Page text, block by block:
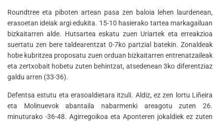
Roundtree eta piboten artean pasa zen baloia lehen laurdenean,
erasoetan ideiak argi edukita. 15-10 hasierako tartea markagailuan
bizkaitarren alde. Hutsartea eskatu zuen Uriartek eta erreakzioa
suertatu zen bere taldearentzat 0-7ko partzial batekin. Zonaldeak
hobe kubritzea proposatu zuen orduan bizkaitarren entrenatzaileak
eta zertxobait hobetu zuten behintzat, atsedenean 3ko diferentziaz
galdu arren (33-36).
Defentsa estutu eta erasoaldietara itzuli. Aldiz, ez zen lortu Liñeira
eta Molinuevok abantaila nabarmenki areagotu zuten 26.
minuturako -36-48. Agirregoikoa eta Aponteren jokaldiek ez zuten